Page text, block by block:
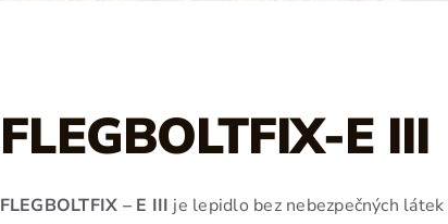
FLEGBOLTFIX-E III
FLEGBOLTFIX – E III je lepidlo bez nebezpečných